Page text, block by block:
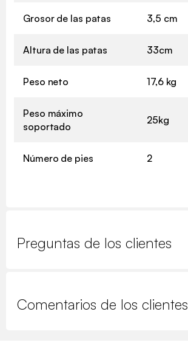
Grosor de las patas 3,5 cm
Altura de las patas 33cm
Peso neto 17,6 kg
Peso máximo
soportado
25kg
Número de pies 2
Preguntas de los clientes
Comentarios de los clientes